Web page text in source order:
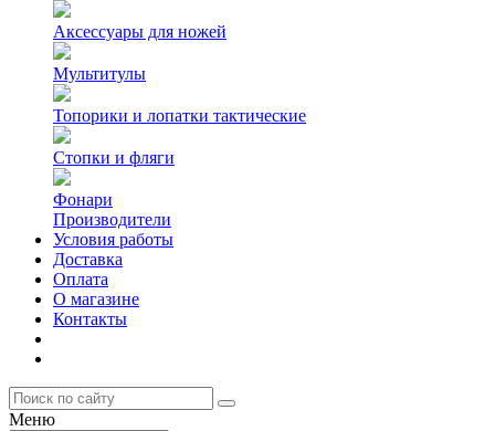
Аксессуары для ножей
Мультитулы
Топорики и лопатки тактические
Стопки и фляги
Фонари
Производители
Условия работы
Доставка
Оплата
О магазине
Контакты
Меню